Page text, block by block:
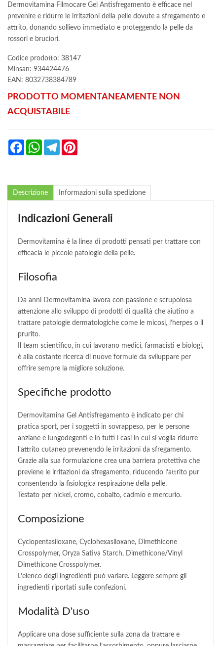
Dermovitamina Filmocare Gel Antisfregamento è efficace nel
prevenire e ridurre le irritazioni della pelle dovute a sfregamento e
attrito, donando sollievo immediato e proteggendo la pelle da
rossori e bruciori.
Codice prodotto: 38147
Minsan: 934424476
EAN: 8032738384789
PRODOTTO MOMENTANEAMENTE NON
ACQUISTABILE
FacebookWhatsAppTelegram
Descrizione Informazioni sulla spedizione
Indicazioni Generali
Dermovitamina è la linea di prodotti pensati per trattare con
efficacia le piccole patologie della pelle.
Filosofia
Da anni Dermovitamina lavora con passione e scrupolosa
attenzione allo sviluppo di prodotti di qualità che aiutino a
trattare patologie dermatologiche come le micosi, l’herpes o il
prurito.
Il team scientifico, in cui lavorano medici, farmacisti e biologi,
è alla costante ricerca di nuove formule da sviluppare per
offrire sempre la migliore soluzione.
Specifiche prodotto
Dermovitamina Gel Antisfregamento è indicato per chi
pratica sport, per i soggetti in sovrappeso, per le persone
anziane e lungodegenti e in tutti i casi in cui si voglia ridurre
l’attrito cutaneo prevenendo le irritazioni da sfregamento.
Grazie alla sua formulazione crea una barriera protettiva che
previene le irritazioni da sfregamento, riducendo l’attrito pur
consentendo la fisiologica respirazione della pelle.
Testato per nickel, cromo, cobalto, cadmio e mercurio.
Composizione
Cyclopentasiloxane, Cyclohexasiloxane, Dimethicone
Crosspolymer, Oryza Sativa Starch, Dimethicone/Vinyl
Dimethicone Crosspolymer.
L’elenco degli ingredienti può variare. Leggere sempre gli
ingredienti riportati sulle confezioni.
Modalità D'uso
Applicare una dose sufficiente sulla zona da trattare e